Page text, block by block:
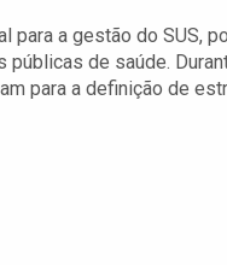
para a gestão do SUS,
públicas de saúde.
para a definição de